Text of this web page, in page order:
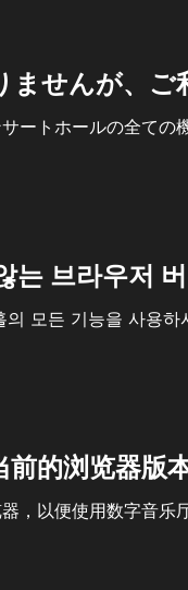
ませんが、
ートホールの全ての
는 브라우저
의 모든 기능을 사용
前的浏览器版
，以便使用数字音乐